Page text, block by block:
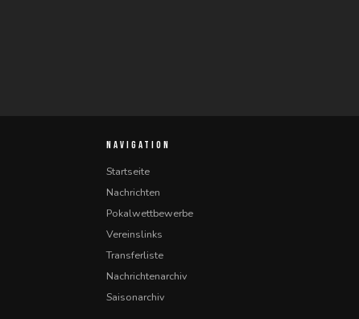
NAVIGATION
Startseite
Nachrichten
Pokalwettbewerbe
Vereinslinks
Transferliste
Nachrichtenarchiv
Saisonarchiv